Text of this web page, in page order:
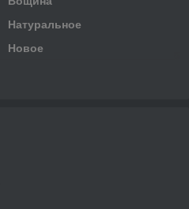
Натуральное
Новое